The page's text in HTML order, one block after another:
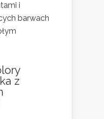
i
barwach
z